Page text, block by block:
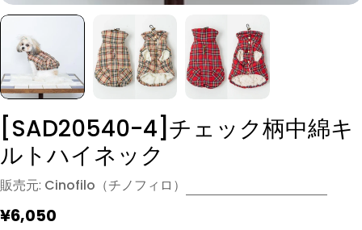
[SAD20540-4]チェック柄中綿キ
ルトハイネック
販売元: Cinofilo（チノフィロ）
通
¥6,050